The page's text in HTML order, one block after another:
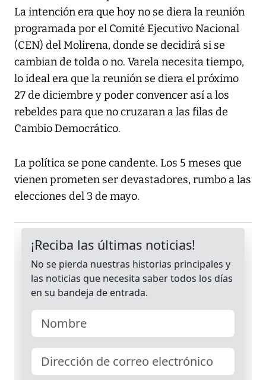
La intención era que hoy no se diera la reunión
programada por el Comité Ejecutivo Nacional
(CEN) del Molirena, donde se decidirá si se
cambian de tolda o no. Varela necesita tiempo,
lo ideal era que la reunión se diera el próximo
27 de diciembre y poder convencer así a los
rebeldes para que no cruzaran a las filas de
Cambio Democrático.
La política se pone candente. Los 5 meses que
vienen prometen ser devastadores, rumbo a las
elecciones del 3 de mayo.